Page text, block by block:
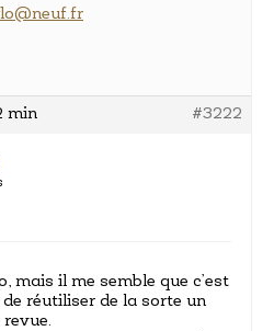
min #3222
mais il me semble que c’est
réutiliser de la sorte un